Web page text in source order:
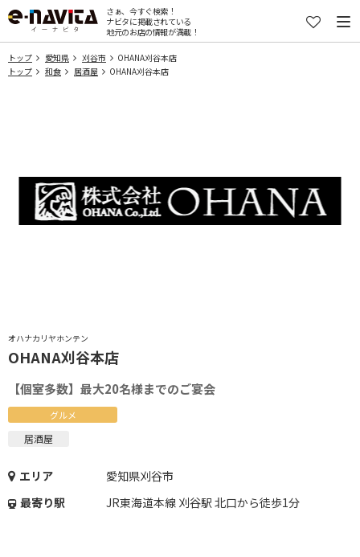
さぁ、今すぐ検索！
ナビタに掲載されている
地元のお店の情報が満載！
トップ 愛知県 刈谷市
OHANA刈谷本店
トップ
和食 居酒屋 OHANA刈谷本店
オハナカリヤホンテン
OHANA刈谷本店
【個室多数】最大20名様までのご宴会
グルメ
居酒屋
エリア
愛知県刈谷市
最寄り駅
JR東海道本線 刈谷駅 北口から徒歩1分